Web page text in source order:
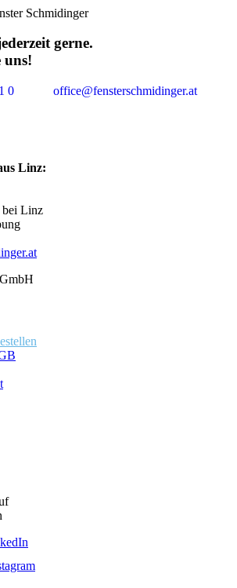
gerne.
uns!
0 office@fensterschmidinger.at
Linz:
bei Linz